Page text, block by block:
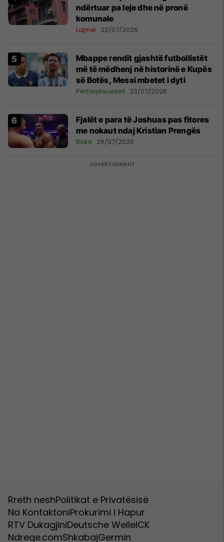
ndërtuar pa leje dhe në pronë
komunale
Lajme 22/07/2026
Mbappe rendit gjashtë futbollistët
më të mëdhenj në historinë e Kupës
së Botës, Messi mbetet i dyti
Përfaqësueset 23/07/2026
Fjalët e para të Joshuas pas fitores
me nokaut ndaj Kristian Prengës
Boks 26/07/2026
Rreth neshPolitikat e Privatësisë
Na KontaktoniProkurimi i Hapur
RTV DukagjiniDeutsche WelleICK
Ndreqe.comShkabajGermin